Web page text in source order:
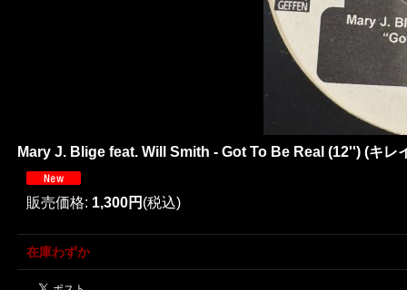
Mary J. Blige feat. Will Smith - Got To Be Real (12'') (キレ
販売価格: 1,300円 (税込)
在庫わずか